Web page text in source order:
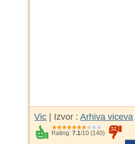
Vic | Izvor :Arhiva viceva
Rating:7.1/10 (140)